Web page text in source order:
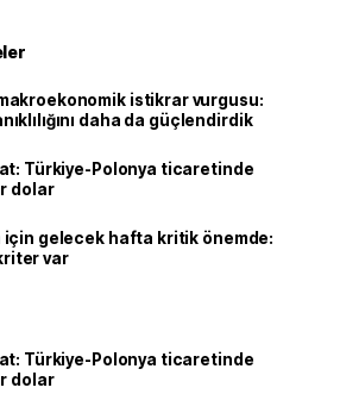
istikrar vurgusu:
daha da güçlendirdik
Türkiye-Polonya ticaretinde
dolar
için gelecek hafta kritik önemde:
var
Türkiye-Polonya ticaretinde
dolar